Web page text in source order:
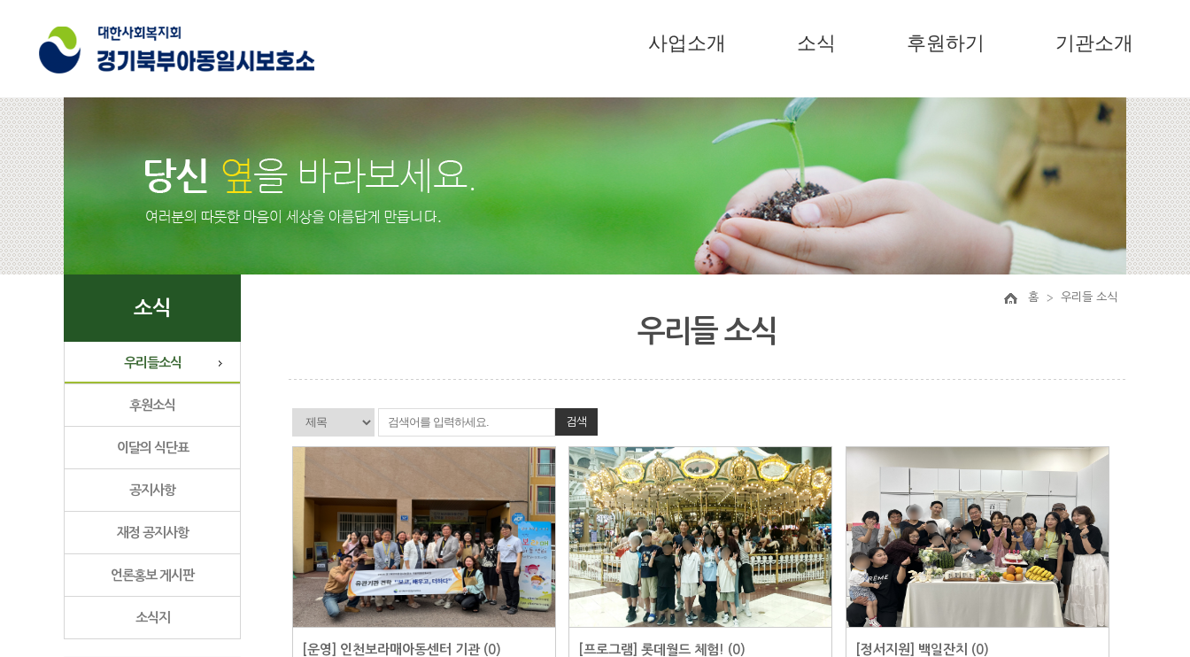
사업소개 소식 후원하기 기관소개
소식
우리들소식
후원소식
이달의 식단표
공지사항
재정 공지사항
언론홍보 게시판
소식지
홈 우리들 소식
우리들 소식
검색
[운영] 인천보라매아동센터 기관 (0) [프로그램] 롯데월드 체험! (0) [정서지원] 백일잔치 (0)